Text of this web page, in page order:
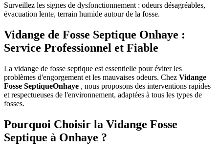
Surveillez les signes de dysfonctionnement : odeurs désagréables,
évacuation lente, terrain humide autour de la fosse.
Vidange de Fosse Septique Onhaye :
Service Professionnel et Fiable
La vidange de fosse septique est essentielle pour éviter les
problèmes d'engorgement et les mauvaises odeurs. Chez Vidange
Fosse SeptiqueOnhaye , nous proposons des interventions rapides
et respectueuses de l'environnement, adaptées à tous les types de
fosses.
Pourquoi Choisir la Vidange Fosse
Septique à Onhaye ?